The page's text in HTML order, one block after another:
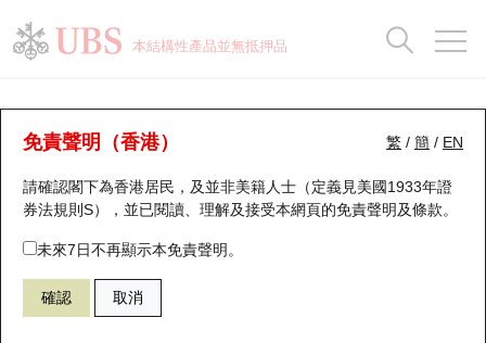
本結構性產品並無抵押品
繁 / 簡 / EN
免責聲明（香港）
請確認閣下為香港居民，及並非美籍人士（定義見美國1933年證
券法規則S），並已閱讀、理解及接受本網頁的免責聲明及條款。
未來7日不再顯示本免責聲明。
確認 取消
牛熊證分析儀
表現 街貨統計 比較
67438 瑞銀牛證 HSI 恒生指數
$0.055 0.017
瑞銀認股證一覽
新發行瑞銀認股證
即將到期認股證
認股證到期結算價查詢
街貨統計
比較
牛熊全景快搜
牛熊證搜尋
牛熊證街貨分佈圖
正股牛熊證列表
街貨統計
比較
十大升幅/跌幅
十大認股證成交分佈
十天股證佔大市成交
資金流
正股分析儀
二十大活躍股份
恒指成份股
國指成份股
持股比重
顯示所有持股比重
每月輪證大市專題
輪證專欄
講座及教育短片
認股證投資者教育